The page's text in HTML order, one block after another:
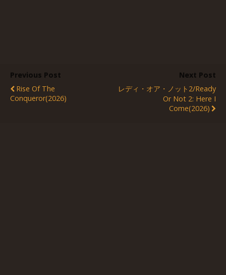
Previous Post
Rise Of The
Conqueror(2026)
Next Post
レディ・オア・ノット2/Ready
Or Not 2: Here I
Come(2026)